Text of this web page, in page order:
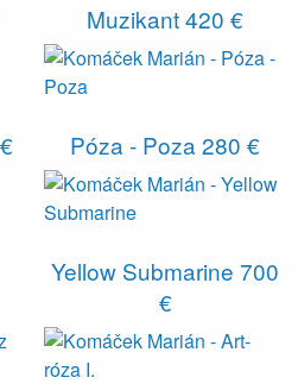
Muzikant420 €
Póza - Poza 280 €
Yellow Submarine 700
€